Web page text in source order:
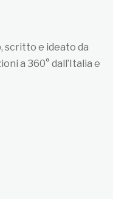
scritto e ideato da
a 360° dall’Italia e